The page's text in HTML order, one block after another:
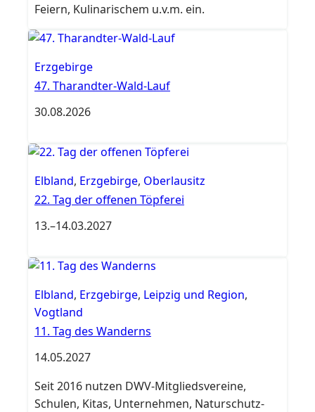
Feiern, Kulinarischem u.v.m. ein.
Erzgebirge
47. Tharandter-Wald-Lauf
30.08.2026
Elbland, Erzgebirge, Oberlausitz
22. Tag der offenen Töpferei
13.–14.03.2027
Elbland, Erzgebirge, Leipzig und Region,
Vogtland
11. Tag des Wanderns
14.05.2027
Seit 2016 nutzen DWV-Mitgliedsvereine,
Schulen, Kitas, Unternehmen, Naturschutz-